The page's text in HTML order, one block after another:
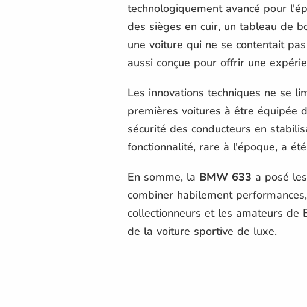
technologiquement avancé pour
des sièges en cuir, un tableau de
une voiture qui ne se contentait
aussi conçue pour offrir une
Les innovations techniques ne se
premières voitures à être équipée
sécurité des conducteurs en
fonctionnalité, rare à l'époque, a
En somme, la BMW 633 a posé
combiner habilement
collectionneurs et les amateurs de
de la voiture sportive de luxe.